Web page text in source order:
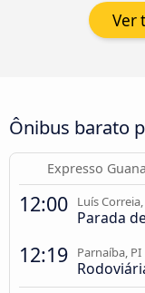
Ver
Ônibus barato
Expresso
12:00 Luís
Parada
12:19 Parnaíba, PI